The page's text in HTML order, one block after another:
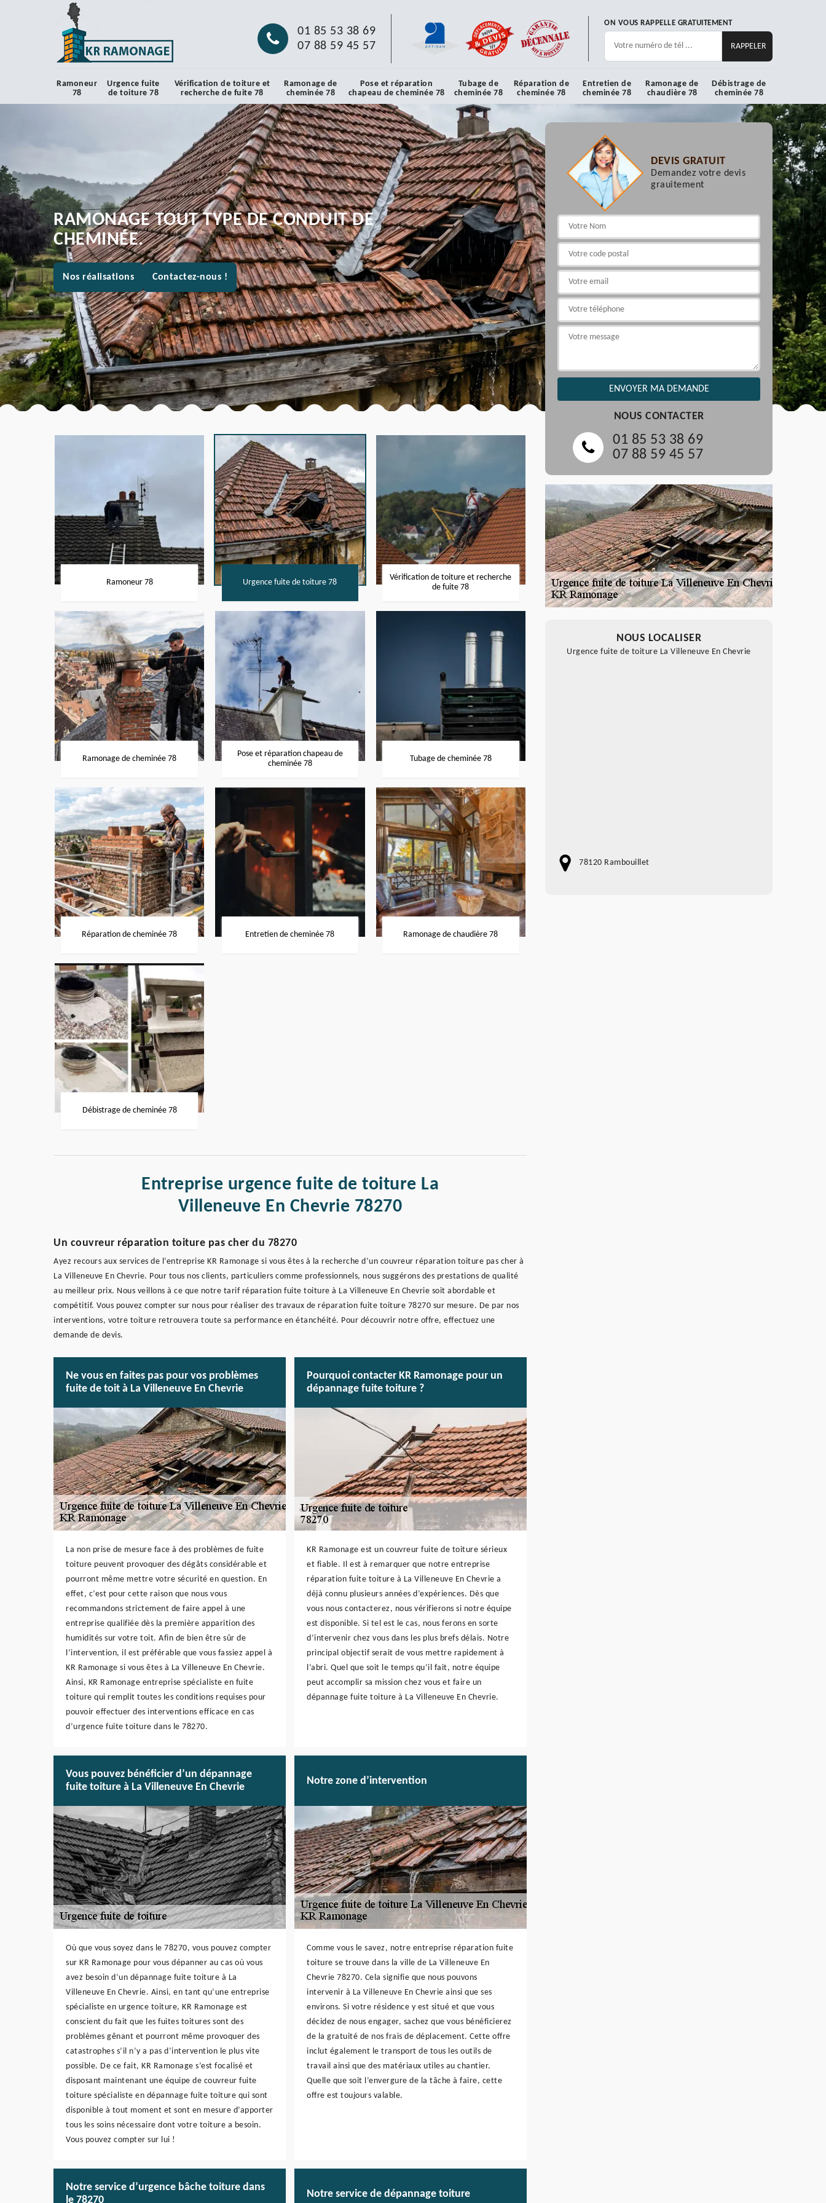
01 85 53 38 69
07 88 59 45 57
ON VOUS RAPPELLE GRATUITEMENT
Ramoneur
78
Urgence fuite
de toiture 78
Vérification de toiture et
recherche de fuite 78
Ramonage de
cheminée 78
Pose et réparation
chapeau de cheminée 78
Tubage de
cheminée 78
Réparation de
cheminée 78
Entretien de
cheminée 78
Ramonage de
chaudière 78
Débistrage de
cheminée 78
RAMONAGE TOUT TYPE DE CONDUIT DE
CHEMINÉE.
Nos réalisations Contactez-nous !
Ramoneur 78 Urgence fuite de toiture 78
Vérification de toiture et recherche
de fuite 78
Ramonage de cheminée 78
Pose et réparation chapeau de
cheminée 78
Tubage de cheminée 78
Réparation de cheminée 78 Entretien de cheminée 78 Ramonage de chaudière 78
Débistrage de cheminée 78
Entreprise urgence fuite de toiture La
Villeneuve En Chevrie 78270
Un couvreur réparation toiture pas cher du 78270
Ayez recours aux services de l’entreprise KR Ramonage si vous êtes à la recherche d’un couvreur réparation toiture pas cher à
La Villeneuve En Chevrie. Pour tous nos clients, particuliers comme professionnels, nous suggérons des prestations de qualité
au meilleur prix. Nous veillons à ce que notre tarif réparation fuite toiture à La Villeneuve En Chevrie soit abordable et
compétitif. Vous pouvez compter sur nous pour réaliser des travaux de réparation fuite toiture 78270 sur mesure. De par nos
interventions, votre toiture retrouvera toute sa performance en étanchéité. Pour découvrir notre offre, effectuez une
demande de devis.
Ne vous en faites pas pour vos problèmes
fuite de toit à La Villeneuve En Chevrie
La non prise de mesure face à des problèmes de fuite
toiture peuvent provoquer des dégâts considérable et
pourront même mettre votre sécurité en question. En
effet, c’est pour cette raison que nous vous
recommandons strictement de faire appel à une
entreprise qualifiée dès la première apparition des
humidités sur votre toit. Afin de bien être sûr de
l’intervention, il est préférable que vous fassiez appel à
KR Ramonage si vous êtes à La Villeneuve En Chevrie.
Ainsi, KR Ramonage entreprise spécialiste en fuite
toiture qui remplit toutes les conditions requises pour
pouvoir effectuer des interventions efficace en cas
d’urgence fuite toiture dans le 78270.
Pourquoi contacter KR Ramonage pour un
dépannage fuite toiture ?
KR Ramonage est un couvreur fuite de toiture sérieux
et fiable. Il est à remarquer que notre entreprise
réparation fuite toiture à La Villeneuve En Chevrie a
déjà connu plusieurs années d’expériences. Dès que
vous nous contacterez, nous vérifierons si notre équipe
est disponible. Si tel est le cas, nous ferons en sorte
d’intervenir chez vous dans les plus brefs délais. Notre
principal objectif serait de vous mettre rapidement à
l’abri. Quel que soit le temps qu’il fait, notre équipe
peut accomplir sa mission chez vous et faire un
dépannage fuite toiture à La Villeneuve En Chevrie.
Vous pouvez bénéficier d’un dépannage
fuite toiture à La Villeneuve En Chevrie
Où que vous soyez dans le 78270, vous pouvez compter
sur KR Ramonage pour vous dépanner au cas où vous
avez besoin d’un dépannage fuite toiture à La
Villeneuve En Chevrie. Ainsi, en tant qu’une entreprise
spécialiste en urgence toiture, KR Ramonage est
conscient du fait que les fuites toitures sont des
problèmes gênant et pourront même provoquer des
catastrophes s’il n’y a pas d’intervention le plus vite
possible. De ce fait, KR Ramonage s’est focalisé et
disposant maintenant une équipe de couvreur fuite
toiture spécialiste en dépannage fuite toiture qui sont
disponible à tout moment et sont en mesure d’apporter
tous les soins nécessaire dont votre toiture a besoin.
Vous pouvez compter sur lui !
Notre zone d’intervention
Comme vous le savez, notre entreprise réparation fuite
toiture se trouve dans la ville de La Villeneuve En
Chevrie 78270. Cela signifie que nous pouvons
intervenir à La Villeneuve En Chevrie ainsi que ses
environs. Si votre résidence y est situé et que vous
décidez de nous engager, sachez que vous bénéficierez
de la gratuité de nos frais de déplacement. Cette offre
inclut également le transport de tous les outils de
travail ainsi que des matériaux utiles au chantier.
Quelle que soit l’envergure de la tâche à faire, cette
offre est toujours valable.
Notre service d’urgence bâche toiture dans
le 78270
Notre service de dépannage toiture
DEVIS GRATUIT
Demandez votre devis
grauitement
NOUS CONTACTER
01 85 53 38 69
07 88 59 45 57
NOUS LOCALISER
Urgence fuite de toiture La Villeneuve En Chevrie
78120 Rambouillet